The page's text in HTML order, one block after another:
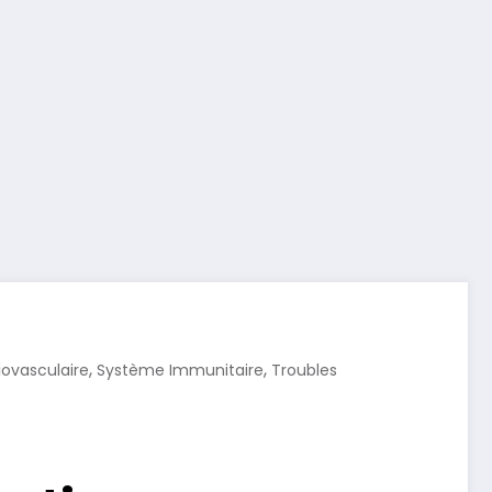
, Système Immunitaire, Troubles